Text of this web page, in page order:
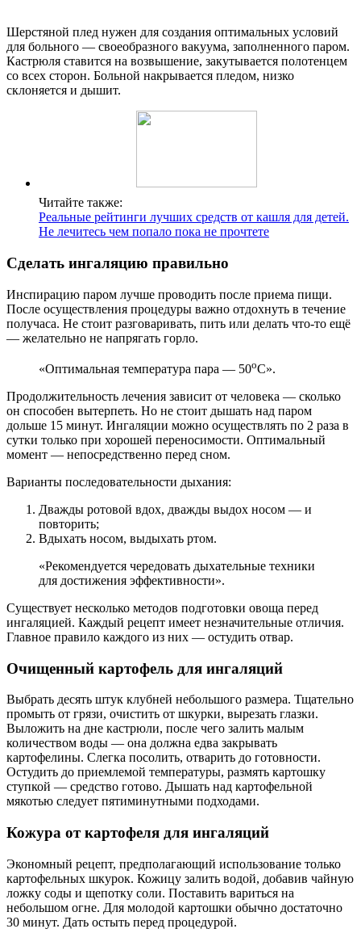
Шерстяной плед нужен для создания оптимальных условий
для больного — своеобразного вакуума, заполненного паром.
Кастрюля ставится на возвышение, закутывается полотенцем
со всех сторон. Больной накрывается пледом, низко
склоняется и дышит.
Читайте также:
Реальные рейтинги лучших средств от кашля для детей.
Не лечитесь чем попало пока не прочтете
Сделать ингаляцию правильно
Инспирацию паром лучше проводить после приема пищи.
После осуществления процедуры важно отдохнуть в течение
получаса. Не стоит разговаривать, пить или делать что-то ещё
— желательно не напрягать горло.
«Оптимальная температура пара — 50оС».
Продолжительность лечения зависит от человека — сколько
он способен вытерпеть. Но не стоит дышать над паром
дольше 15 минут. Ингаляции можно осуществлять по 2 раза в
сутки только при хорошей переносимости. Оптимальный
момент — непосредственно перед сном.
Варианты последовательности дыхания:
Дважды ротовой вдох, дважды выдох носом — и
повторить;
Вдыхать носом, выдыхать ртом.
«Рекомендуется чередовать дыхательные техники
для достижения эффективности».
Существует несколько методов подготовки овоща перед
ингаляцией. Каждый рецепт имеет незначительные отличия.
Главное правило каждого из них — остудить отвар.
Очищенный картофель для ингаляций
Выбрать десять штук клубней небольшого размера. Тщательно
промыть от грязи, очистить от шкурки, вырезать глазки.
Выложить на дне кастрюли, после чего залить малым
количеством воды — она должна едва закрывать
картофелины. Слегка посолить, отварить до готовности.
Остудить до приемлемой температуры, размять картошку
ступкой — средство готово. Дышать над картофельной
мякотью следует пятиминутными подходами.
Кожура от картофеля для ингаляций
Экономный рецепт, предполагающий использование только
картофельных шкурок. Кожицу залить водой, добавив чайную
ложку соды и щепотку соли. Поставить вариться на
небольшом огне. Для молодой картошки обычно достаточно
30 минут. Дать остыть перед процедурой.